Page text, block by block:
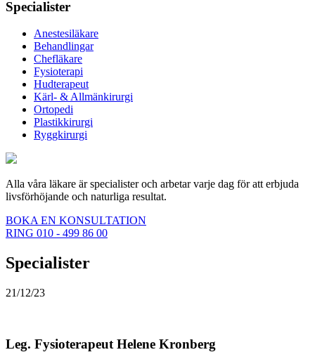
Specialister
Anestesiläkare
Behandlingar
Chefläkare
Fysioterapi
Hudterapeut
Kärl- & Allmänkirurgi
Ortopedi
Plastikkirurgi
Ryggkirurgi
Alla våra läkare är specialister och arbetar varje dag för att erbjuda
livsförhöjande och naturliga resultat.
BOKA EN KONSULTATION
RING 010 - 499 86 00
Specialister
21/12/23
Leg. Fysioterapeut Helene Kronberg